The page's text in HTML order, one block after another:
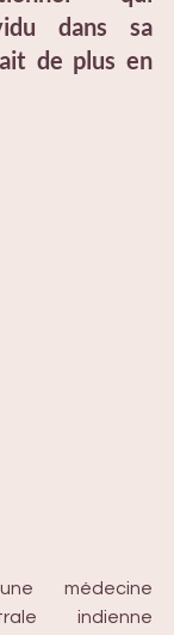
dans sa
de plus en
médecine
indienne